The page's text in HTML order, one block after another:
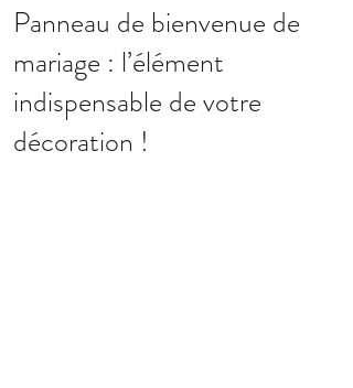
Panneau de bienvenue de
mariage : l’élément
indispensable de votre
décoration !